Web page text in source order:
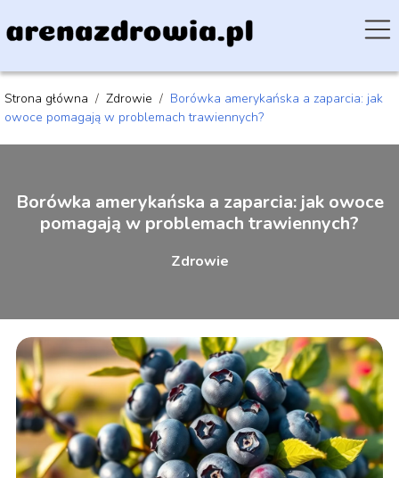
Strona główna / Zdrowie / Borówka amerykańska a zaparcia: jak
owoce pomagają w problemach trawiennych?
Borówka amerykańska a zaparcia: jak owoce
pomagają w problemach trawiennych?
Zdrowie